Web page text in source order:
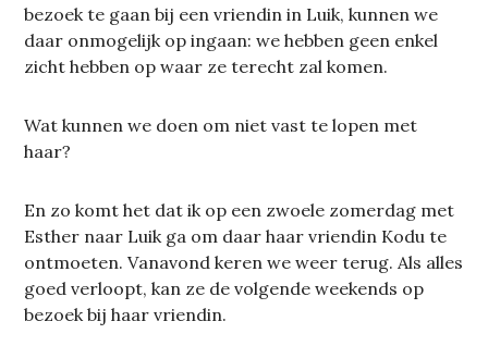
bezoek te gaan bij een vriendin in Luik, kunnen we
daar onmogelijk op ingaan: we hebben geen enkel
zicht hebben op waar ze terecht zal komen.
Wat kunnen we doen om niet vast te lopen met
haar?
En zo komt het dat ik op een zwoele zomerdag met
Esther naar Luik ga om daar haar vriendin Kodu te
ontmoeten. Vanavond keren we weer terug. Als alles
goed verloopt, kan ze de volgende weekends op
bezoek bij haar vriendin.